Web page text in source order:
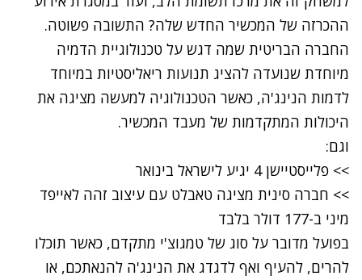
ההכרזה של המכשיר החדש שלה? התשובה פשוטה.
החברה הבריטית שמה דגש על טכנולוגיית הדמיה
מיוחדת שנועדה להציג תנועות ריאליסטיות במיוחד
לדמות הנינג'ה, כאשר הטכנולוגיה למעשה מציגה את
היכולות המתקדמות של מעבד המכשיר.
וגם:
>> פלייסטיישן 4 יגיע לישראל בינואר
>> חברה סינית מציגה טאבלט עם עיצוב זהה לאייפד
מיני ב-177 דולר בלבד
בפועל מדובר על סוג של טמגוצ'י מתקדם, כאשר תוכלו
להרים, להעיף ואף לדגדג את הנינג'ה להנאתכם, או